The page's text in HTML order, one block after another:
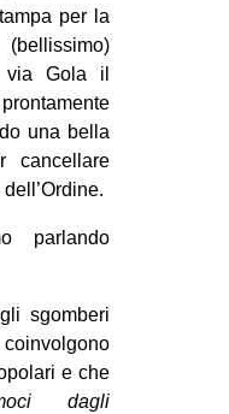
per la
Gola il
una bella
cancellare
dell’Ordine.
parlando
sgomberi
e che
dagli